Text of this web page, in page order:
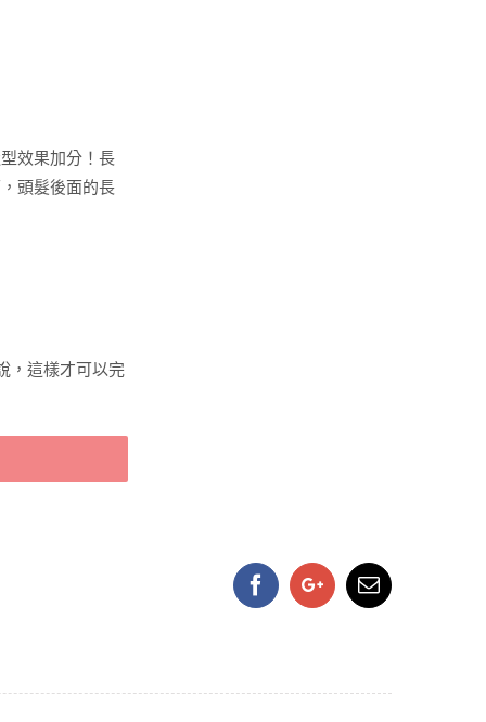
效果加分！長
頭髮後面的長
，這樣才可以完
FacebookGoogle+Email